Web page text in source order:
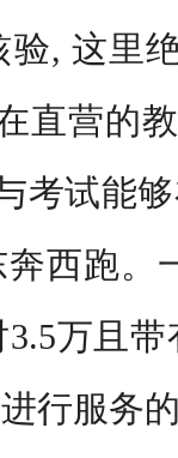
, 这里
直营的
考试能
西跑。
万且
行服务